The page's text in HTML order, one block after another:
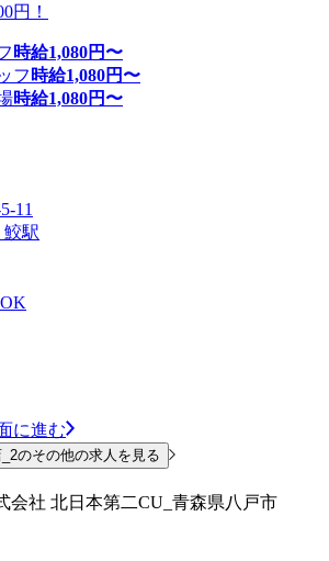
円！
時給1,080円〜
フ 時給1,080円〜
時給1,080円〜
11
鮫駅
に進む
のその他の求人を見る
会社 北日本第二CU_青森県八戸市